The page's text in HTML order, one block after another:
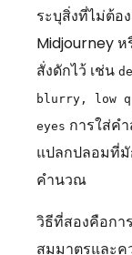
ระบุสิ่งที่ไม่ต้อ
Midjourney
สั่งดักไว้ เช่น
blurry, low
eyes การใส่ค
แปลกปลอมที่มั
คำนวณ
วิธีที่สองคือก
สมมาตรและ